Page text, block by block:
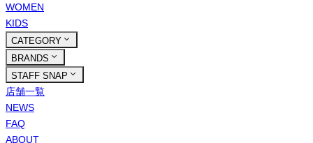
WOMEN
KIDS
CATEGORY
BRANDS
STAFF SNAP
店舗一覧
NEWS
FAQ
ABOUT